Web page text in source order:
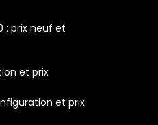
: prix neuf et
et prix
et prix